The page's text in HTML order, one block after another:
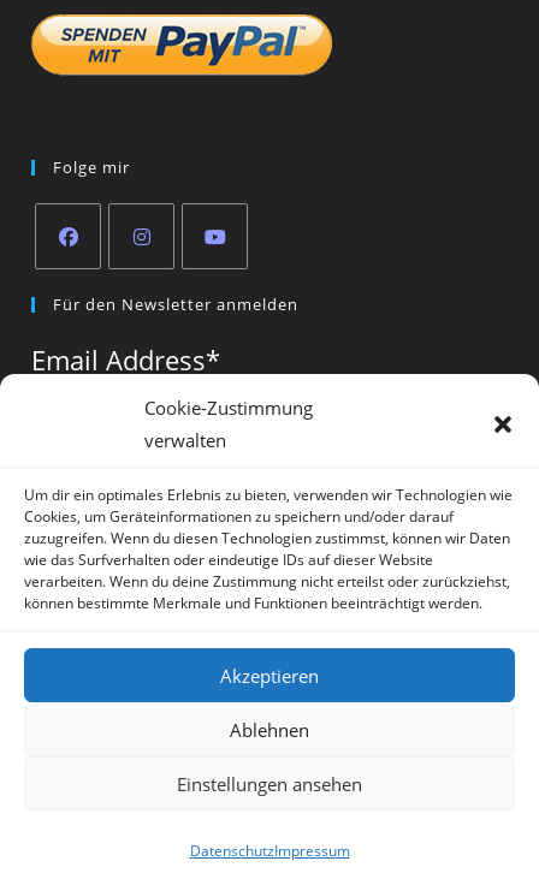
Cookie-Zustimmung
verwalten
Um dir ein optimales Erlebnis zu bieten, verwenden wir Technologien wie
Cookies, um Geräteinformationen zu speichern und/oder darauf
zuzugreifen. Wenn du diesen Technologien zustimmst, können wir Daten
wie das Surfverhalten oder eindeutige IDs auf dieser Website
verarbeiten. Wenn du deine Zustimmung nicht erteilst oder zurückziehst,
können bestimmte Merkmale und Funktionen beeinträchtigt werden.
Akzeptieren
Ablehnen
Einstellungen ansehen
DatenschutzImpressum
Folge mir
in
new
in
new
in
new
tab
Für den Newsletter anmelden
Email Address*
Vorname*
Copyright Irene Lauretti - OceanWP Theme by OceanWP